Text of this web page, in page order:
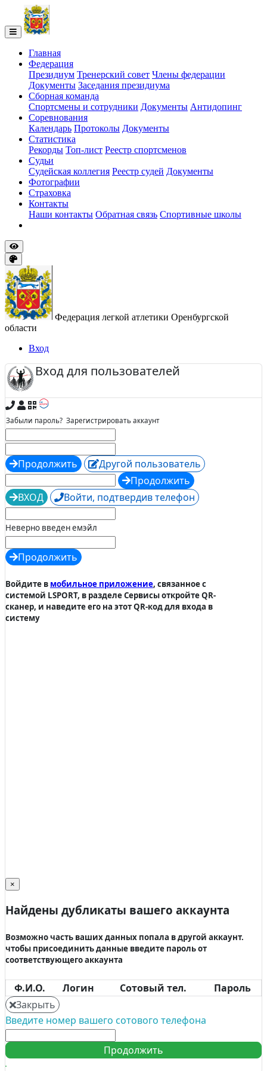
Главная
Федерация
Президиум Тренерский совет Члены федерации
Документы Заседания президиума
Сборная команда
Спортсмены и сотрудники Документы Антидопинг
Соревнования
Календарь Протоколы Документы
Статистика
Рекорды Топ-лист Реестр спортсменов
Судьи
Судейская коллегия Реестр судей Документы
Фотографии
Страховка
Контакты
Наши контакты Обратная связь Спортивные школы
Федерация легкой атлетики Оренбургской
области
Вход
Вход для пользователей
Забыли пароль? Зарегистрировать аккаунт
Продолжить
Другой пользователь
Продолжить
ВХОД
Войти, подтвердив телефон
Неверно введен емэйл
Продолжить
Войдите в мобильное приложение, связанное с
системой LSPORT, в разделе Сервисы откройте QR-
сканер, и наведите его на этот QR-код для входа в
систему
×
Найдены дубликаты вашего аккаунта
Возможно часть ваших данных попала в другой аккаунт.
чтобы присоединить данные введите пароль от
соответствующего аккаунта
Ф.И.О. Логин Сотовый тел.
Пароль
Закрыть
Введите номер вашего сотового телефона
Продолжить